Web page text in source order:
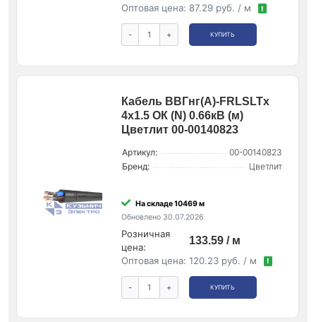
Оптовая цена: 87.29 руб. / м !
- + КУПИТЬ
Кабель ВВГнг(А)-FRLSLTx
4х1.5 ОК (N) 0.66кВ (м)
Цветлит 00-00140823
Артикул:
00-00140823
Бренд:
Цветлит
На складе 10469 м
Обновлено 30.07.2026
Розничная
цена:
133.59 / м
Оптовая цена: 120.23 руб. / м !
- + КУПИТЬ